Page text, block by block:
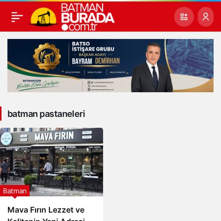
batman pastaneleri
Mava Fırın Lezzet ve
Batman